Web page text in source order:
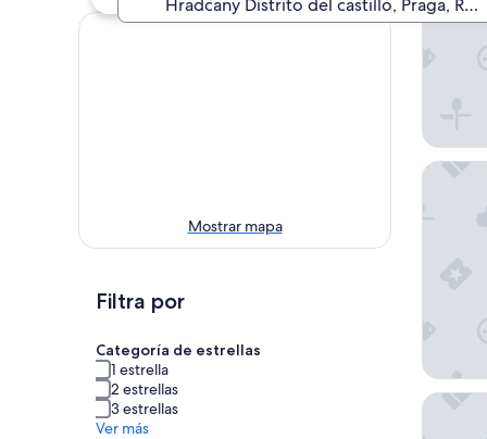
Mostrar mapa
Filtra por
Categoría de estrellas
1 estrella
2 estrellas
3 estrellas
Ver más
Hotel
The